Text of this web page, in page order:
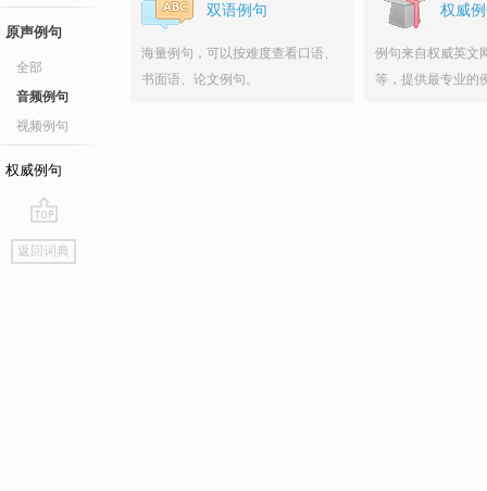
原声例句
全部
音频例句
视频例句
权威例句
go
top
返回词典
双语例句
海量例句，可以按难度查看口语、
书面语、论文例句。
权威
例句来自权威英文
等，提供最专业的